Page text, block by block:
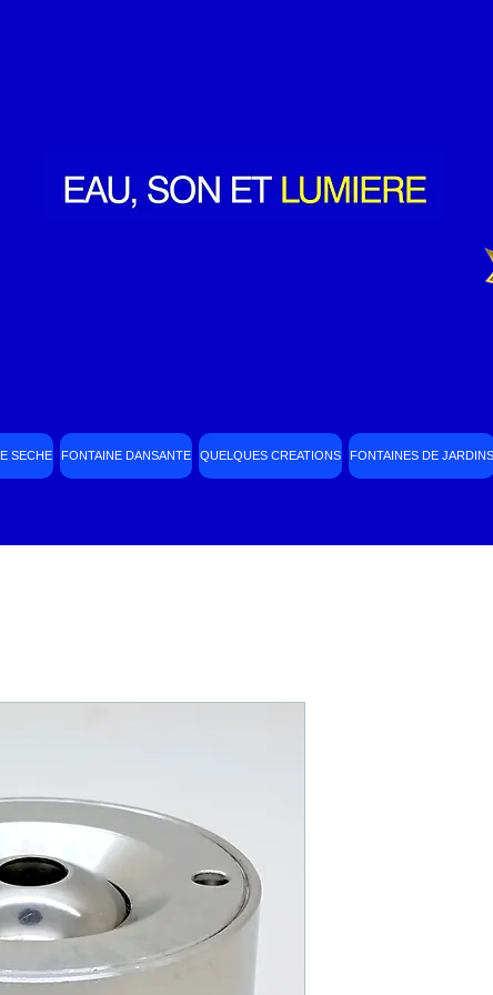
SECHE FONTAINE DANSANTE QUELQUES CREATIONS FONTAINES DE JARDINS